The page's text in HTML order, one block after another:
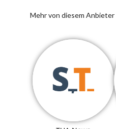
Mehr von diesem Anbieter